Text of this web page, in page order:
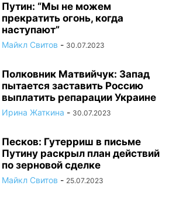
Путин: “Мы не можем
прекратить огонь, когда
наступают”
Майкл Свитов - 30.07.2023
Полковник Матвийчук: Запад
пытается заставить Россию
выплатить репарации Украине
Ирина Жаткина - 30.07.2023
Песков: Гутерриш в письме
Путину раскрыл план действий
по зерновой сделке
Майкл Свитов - 25.07.2023